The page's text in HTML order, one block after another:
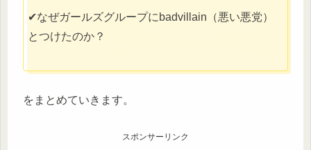
✔︎なぜガールズグループにbadvillain（悪い悪党）
とつけたのか？
をまとめていきます。
スポンサーリンク